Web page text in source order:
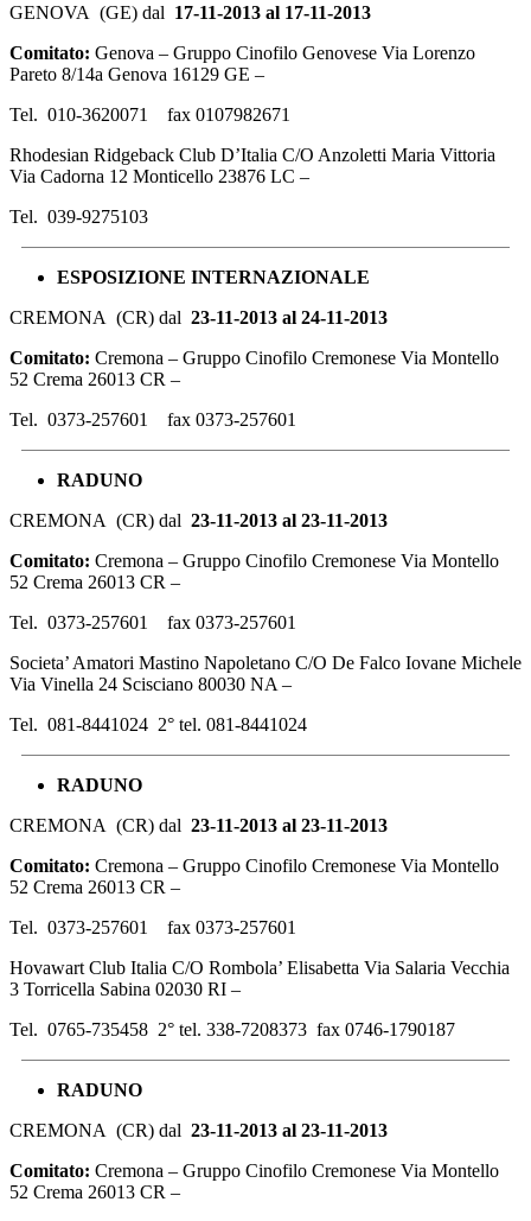
GENOVA (GE) dal 17-11-2013 al 17-11-2013
Comitato: Genova – Gruppo Cinofilo Genovese Via Lorenzo
Pareto 8/14a Genova 16129 GE –
Tel. 010-3620071 fax 0107982671
Rhodesian Ridgeback Club D’Italia C/O Anzoletti Maria Vittoria
Via Cadorna 12 Monticello 23876 LC –
Tel. 039-9275103
ESPOSIZIONE INTERNAZIONALE
CREMONA (CR) dal 23-11-2013 al 24-11-2013
Comitato: Cremona – Gruppo Cinofilo Cremonese Via Montello
52 Crema 26013 CR –
Tel. 0373-257601 fax 0373-257601
RADUNO
CREMONA (CR) dal 23-11-2013 al 23-11-2013
Comitato: Cremona – Gruppo Cinofilo Cremonese Via Montello
52 Crema 26013 CR –
Tel. 0373-257601 fax 0373-257601
Societa’ Amatori Mastino Napoletano C/O De Falco Iovane Michele
Via Vinella 24 Scisciano 80030 NA –
Tel. 081-8441024 2° tel. 081-8441024
RADUNO
CREMONA (CR) dal 23-11-2013 al 23-11-2013
Comitato: Cremona – Gruppo Cinofilo Cremonese Via Montello
52 Crema 26013 CR –
Tel. 0373-257601 fax 0373-257601
Hovawart Club Italia C/O Rombola’ Elisabetta Via Salaria Vecchia
3 Torricella Sabina 02030 RI –
Tel. 0765-735458 2° tel. 338-7208373 fax 0746-1790187
RADUNO
CREMONA (CR) dal 23-11-2013 al 23-11-2013
Comitato: Cremona – Gruppo Cinofilo Cremonese Via Montello
52 Crema 26013 CR –